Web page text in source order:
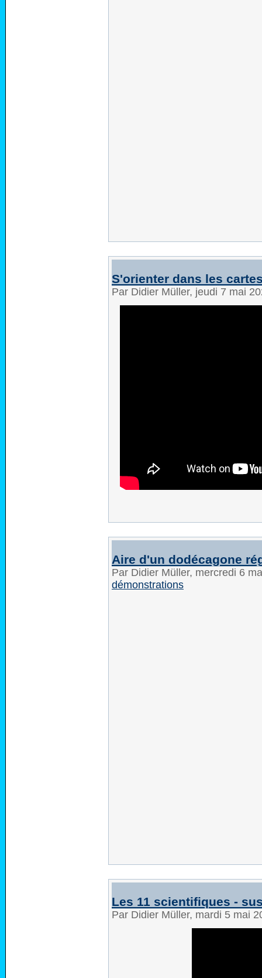
S'orienter dans les
Par Didier Müller, jeudi 7 mai
Aire d'un dodécagone
Par Didier Müller, mercredi 6
démonstrations
Les 11 scientifiques -
Par Didier Müller, mardi 5 mai